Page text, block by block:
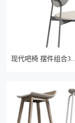
现代吧椅 摆